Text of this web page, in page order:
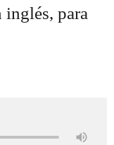
inglés, para